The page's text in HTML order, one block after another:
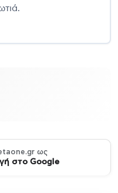
ως
στο Google